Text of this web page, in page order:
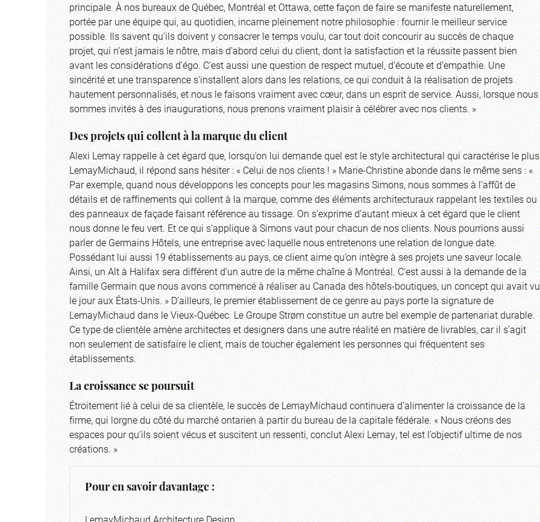
principale. À nos bureaux de Québec, Montréal et Ottawa, cette façon de faire se manifeste naturellement,
portée par une équipe qui, au quotidien, incarne pleinement notre philosophie : fournir le meilleur service
possible. Ils savent qu’ils doivent y consacrer le temps voulu, car tout doit concourir au succès de chaque
projet, qui n’est jamais le nôtre, mais d’abord celui du client, dont la satisfaction et la réussite passent bien
avant les considérations d’égo. C’est aussi une question de respect mutuel, d’écoute et d’empathie. Une
sincérité et une transparence s’installent alors dans les relations, ce qui conduit à la réalisation de projets
hautement personnalisés, et nous le faisons vraiment avec cœur, dans un esprit de service. Aussi, lorsque nous
sommes invités à des inaugurations, nous prenons vraiment plaisir à célébrer avec nos clients. »
Des projets qui collent à la marque du client
Alexi Lemay rappelle à cet égard que, lorsqu’on lui demande quel est le style architectural qui caractérise le plus
LemayMichaud, il répond sans hésiter : « Celui de nos clients ! » Marie-Christine abonde dans le même sens : «
Par exemple, quand nous développons les concepts pour les magasins Simons, nous sommes à l’affût de
détails et de raffinements qui collent à la marque, comme des éléments architecturaux rappelant les textiles ou
des panneaux de façade faisant référence au tissage. On s’exprime d’autant mieux à cet égard que le client
nous donne le feu vert. Et ce qui s’applique à Simons vaut pour chacun de nos clients. Nous pourrions aussi
parler de Germains Hôtels, une entreprise avec laquelle nous entretenons une relation de longue date.
Possédant lui aussi 19 établissements au pays, ce client aime qu’on intègre à ses projets une saveur locale.
Ainsi, un Alt à Halifax sera différent d’un autre de la même chaîne à Montréal. C’est aussi à la demande de la
famille Germain que nous avons commencé à réaliser au Canada des hôtels-boutiques, un concept qui avait vu
le jour aux États-Unis. » D’ailleurs, le premier établissement de ce genre au pays porte la signature de
LemayMichaud dans le Vieux-Québec. Le Groupe Strøm constitue un autre bel exemple de partenariat durable.
Ce type de clientèle amène architectes et designers dans une autre réalité en matière de livrables, car il s’agit
non seulement de satisfaire le client, mais de toucher également les personnes qui fréquentent ses
établissements.
La croissance se poursuit
Étroitement lié à celui de sa clientèle, le succès de LemayMichaud continuera d’alimenter la croissance de la
firme, qui lorgne du côté du marché ontarien à partir du bureau de la capitale fédérale. « Nous créons des
espaces pour qu’ils soient vécus et suscitent un ressenti, conclut Alexi Lemay, tel est l’objectif ultime de nos
créations. »
Pour en savoir davantage :